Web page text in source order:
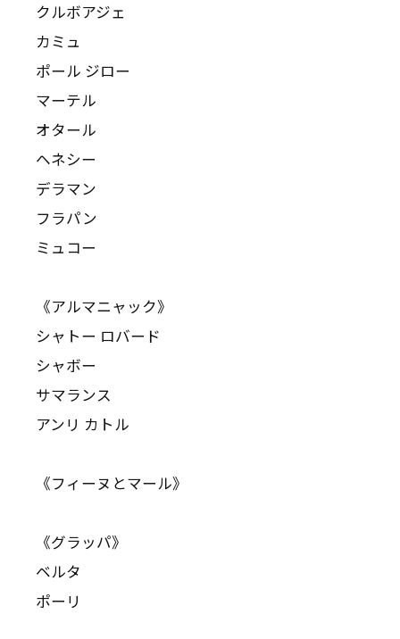
クルボアジェ
カミュ
ポール ジロー
マーテル
オタール
ヘネシー
デラマン
フラパン
ミュコー
《アルマニャック》
シャトー ロバード
シャボー
サマランス
アンリ カトル
《フィーヌとマール》
《グラッパ》
ベルタ
ポーリ